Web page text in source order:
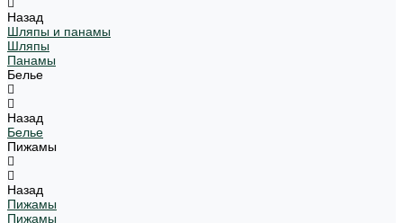
Назад
Шляпы и панамы
Шляпы
Панамы
Белье
Назад
Белье
Пижамы
Назад
Пижамы
Пижамы